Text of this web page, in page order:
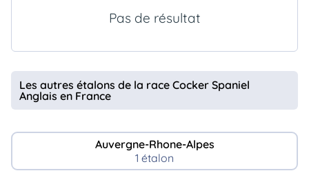
Pas de résultat
Les autres étalons de la race Cocker Spaniel
Anglais en France
Auvergne-Rhone-Alpes
1 étalon